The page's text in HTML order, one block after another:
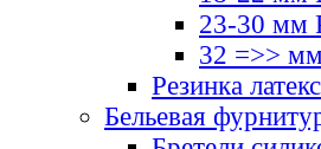
23-30 мм
32 =>> мм
Резинка
Бельевая